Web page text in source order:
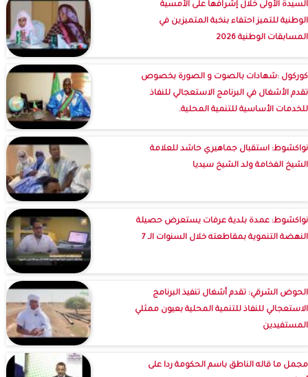
السيدة الأولى خلال إشرافها على الأمسية
الوطنية للتميز احتفاء بنخبة المتميزين في
المسابقات الوطنية 2026
كوركول :شهادات بالصوت و الصورة بخصوص
تقدم الأشغال في البرنامج الاستعجالي للنفاذ
للخدمات الأساسية للتنمية المحلية.
نواكشوط: استقبال جماهيري حاشد للعلامة
الشيخ الفخامة ولد الشيخ سيديا
نواكشوط: عمدة بلدية عرفات يستعرض حصيلة
النهضة التنموية بمقاطعته خلال السنوات الـ 7
الحوض الشرقي: تقدم أشغال تنفيذ البرنامج
الاستعجالي للنفاذ للتنمية المحلية بعيون ممثلي
المستفيدين
مجمل ما قاله الناطق باسم الحكومة ردا على